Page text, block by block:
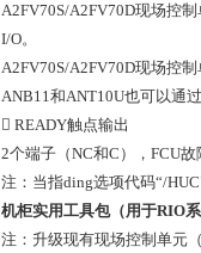
A2FV70S/A2FV70D现场控
I/O。
A2FV70S/A2FV70D现场控
ANB11和ANT10U也可以通
 READY触点输出
2个端子（NC和C），FCU
注：当指ding选项代码“/
机柜实用工具包（用于RIO系
注：升级现有现场控制单元